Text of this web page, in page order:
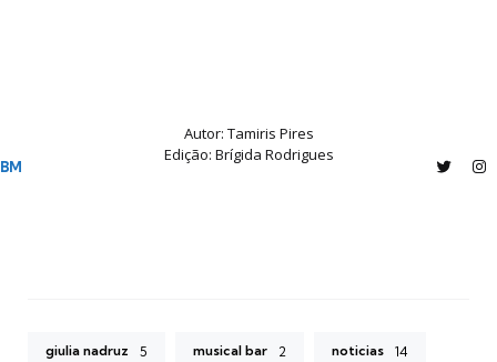
BM
Autor: Tamiris Pires
Edição: Brígida Rodrigues
giulia nadruz 5 musical bar 2 noticias 14